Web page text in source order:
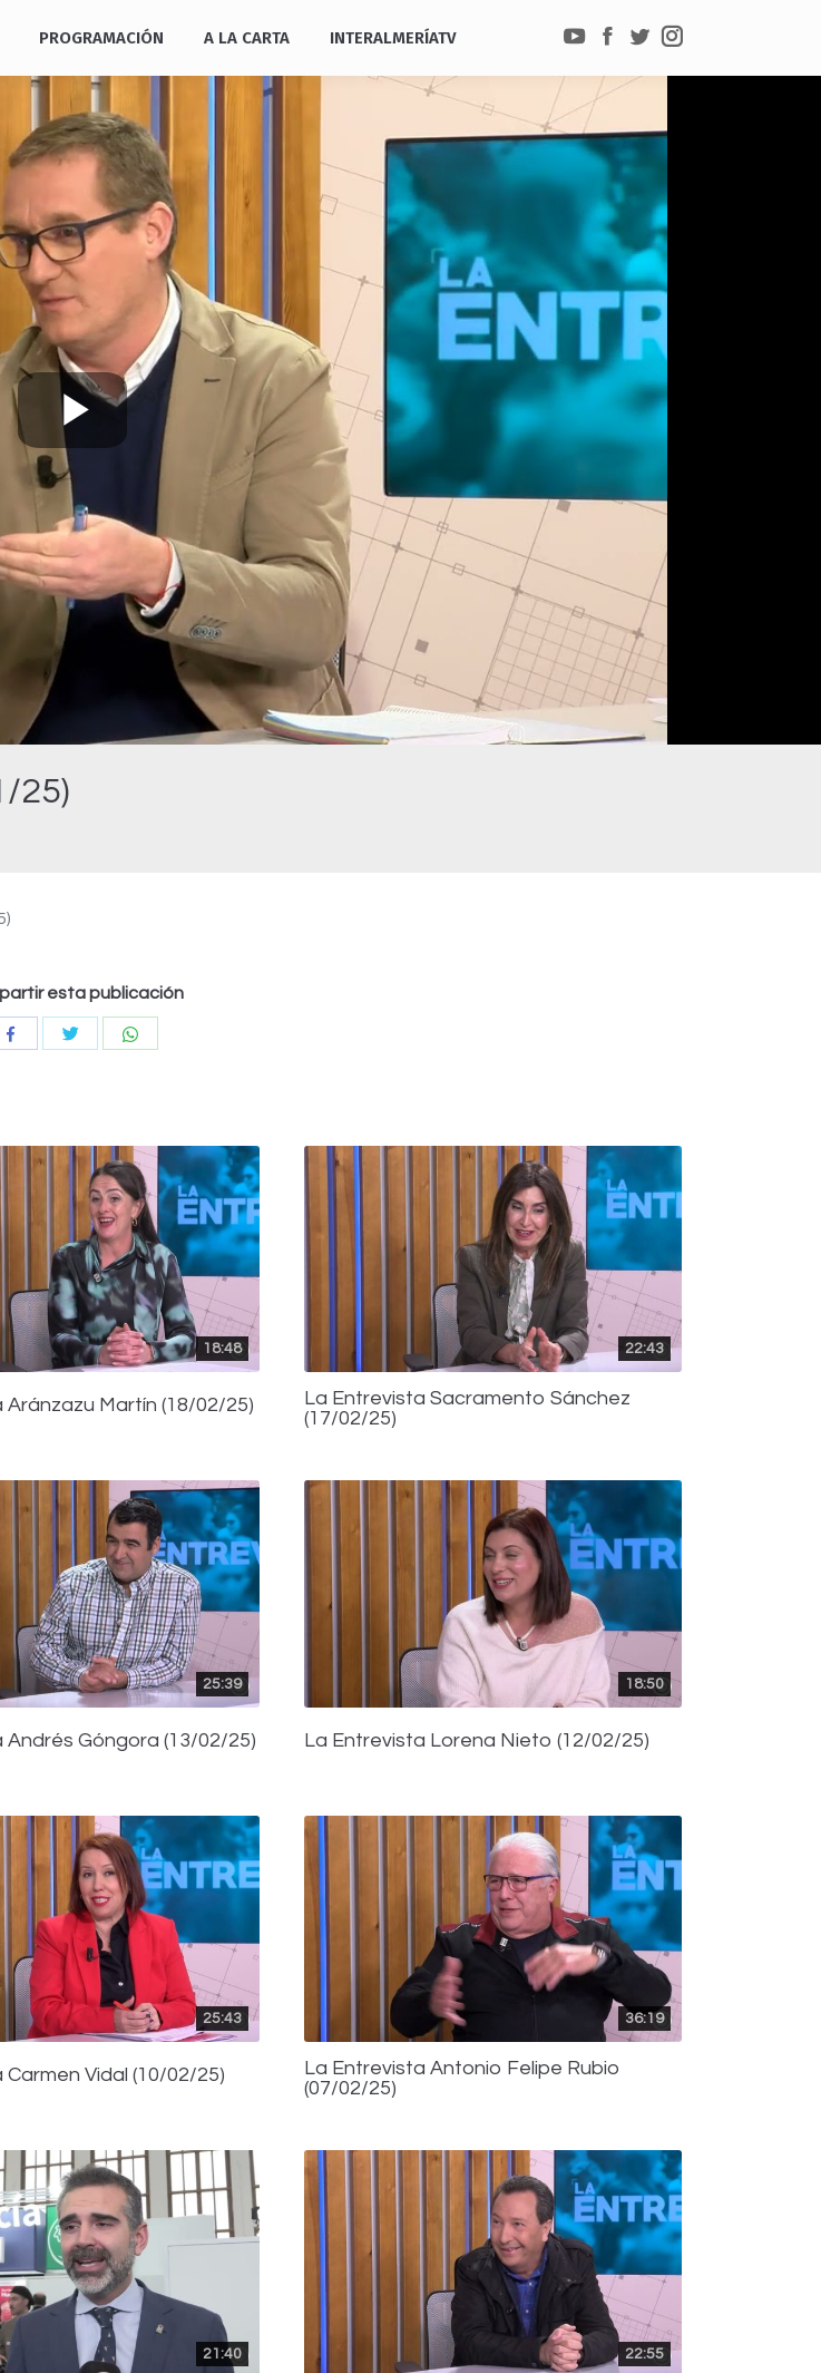
PROGRAMACIÓN A LA CARTA INTERALMERÍATV
YouTube
Facebook
TwitterInstagram
25)
Play
Video
esta publicación
CompartirCompartir
18:48
Aránzazu Martín (18/02/25)
22:43
La Entrevista Sacramento Sánchez
(17/02/25)
25:39
Andrés Góngora (13/02/25)
18:50
La Entrevista Lorena Nieto (12/02/25)
25:43
Carmen Vidal (10/02/25)
36:19
La Entrevista Antonio Felipe Rubio
(07/02/25)
21:40 22:55